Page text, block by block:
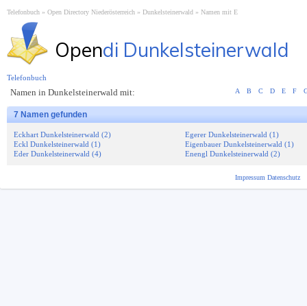
Telefonbuch Open Directory Niederösterreich Dunkelsteinerwald Namen mit E
Opendi Dunkelsteinerwald
Namen in Dunkelsteinerwald mit: A B C D E F
7 Namen gefunden
Eckhart Dunkelsteinerwald (2)
Eckl Dunkelsteinerwald (1)
Eder Dunkelsteinerwald (4)
Egerer Dunkelsteinerwald (1)
Eigenbauer Dunkelsteinerwald (1)
Enengl Dunkelsteinerwald (2)
Telefonbuch
Impressum Datenschutz